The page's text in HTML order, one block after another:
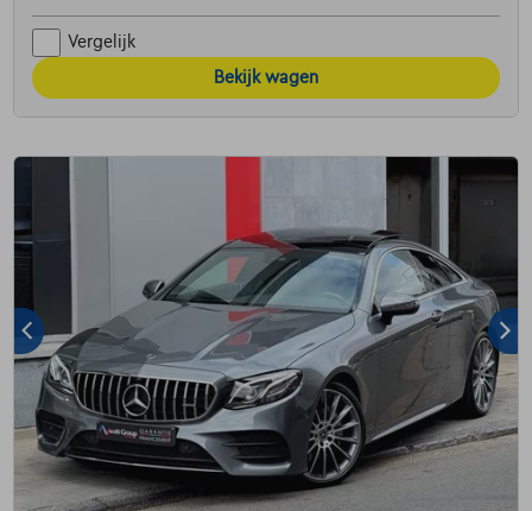
Vergelijk
Bekijk wagen